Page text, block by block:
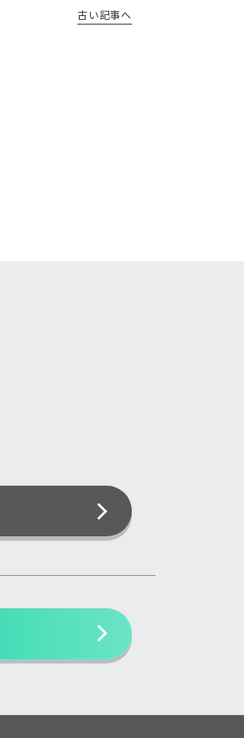
古い記事へ